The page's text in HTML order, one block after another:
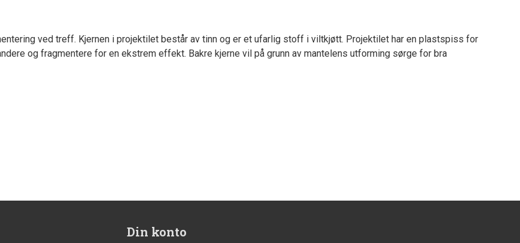
ved treff. Kjernen i projektilet består av tinn og er et ufarlig stoff i viltkjøtt. Projektilet har en plastspiss for
og fragmentere for en ekstrem effekt. Bakre kjerne vil på grunn av mantelens utforming sørge for bra
Din konto